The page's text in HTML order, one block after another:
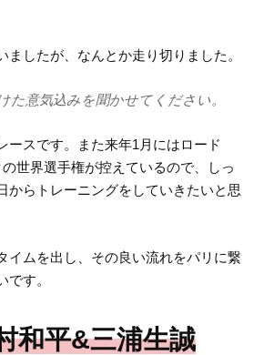
ましたが、なんとか走り切りました。
た意気込みを聞かせてください。
ースです。また来年1月にはロード
世界選手権が控えているので、しっ
からトレーニングをしていきたいと思
イムを出し、その良い流れをパリに繋
です。
和平&三浦生誠